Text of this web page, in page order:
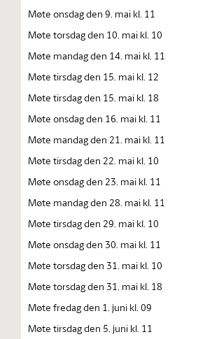
Møte onsdag den 9. mai kl. 11
Møte torsdag den 10. mai kl. 10
Møte mandag den 14. mai kl. 11
Møte tirsdag den 15. mai kl. 12
Møte tirsdag den 15. mai kl. 18
Møte onsdag den 16. mai kl. 11
Møte mandag den 21. mai kl. 11
Møte tirsdag den 22. mai kl. 10
Møte onsdag den 23. mai kl. 11
Møte mandag den 28. mai kl. 11
Møte tirsdag den 29. mai kl. 10
Møte onsdag den 30. mai kl. 11
Møte torsdag den 31. mai kl. 10
Møte torsdag den 31. mai kl. 18
Møte fredag den 1. juni kl. 09
Møte tirsdag den 5. juni kl. 11